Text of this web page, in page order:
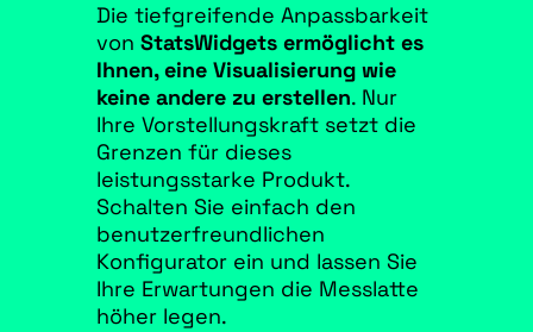
Die tiefgreifende Anpassbarkeit
von StatsWidgets ermöglicht es
Ihnen, eine Visualisierung wie
keine andere zu erstellen. Nur
Ihre Vorstellungskraft setzt die
Grenzen für dieses
leistungsstarke Produkt.
Schalten Sie einfach den
benutzerfreundlichen
Konfigurator ein und lassen Sie
Ihre Erwartungen die Messlatte
höher legen.